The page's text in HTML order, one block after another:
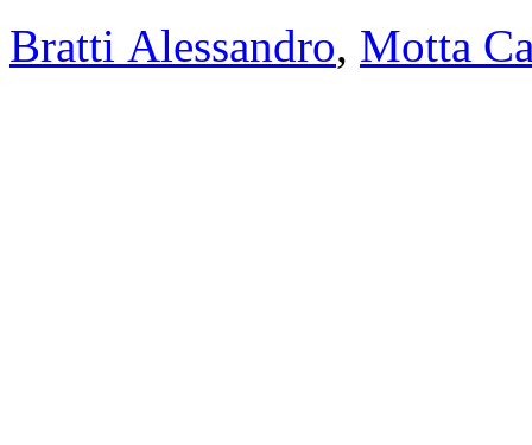
Bratti Alessandro, Motta